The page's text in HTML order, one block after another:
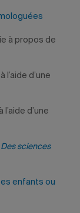
à propos de
d’une
l’aide d’une
Des sciences
enfants ou